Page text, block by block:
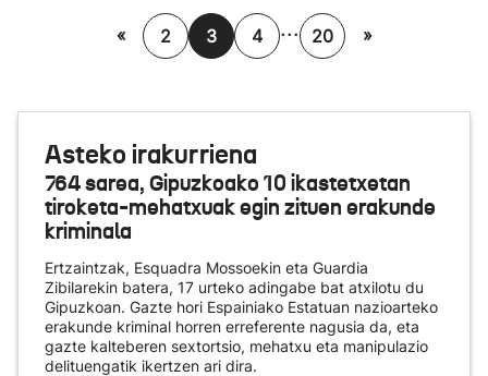
« 2 3 4 ... 20 »
Asteko irakurriena
764 sarea, Gipuzkoako 10 ikastetxetan
tiroketa-mehatxuak egin zituen erakunde
kriminala
Ertzaintzak, Esquadra Mossoekin eta Guardia
Zibilarekin batera, 17 urteko adingabe bat atxilotu du
Gipuzkoan. Gazte hori Espainiako Estatuan nazioarteko
erakunde kriminal horren erreferente nagusia da, eta
gazte kalteberen sextortsio, mehatxu eta manipulazio
delituengatik ikertzen ari dira.